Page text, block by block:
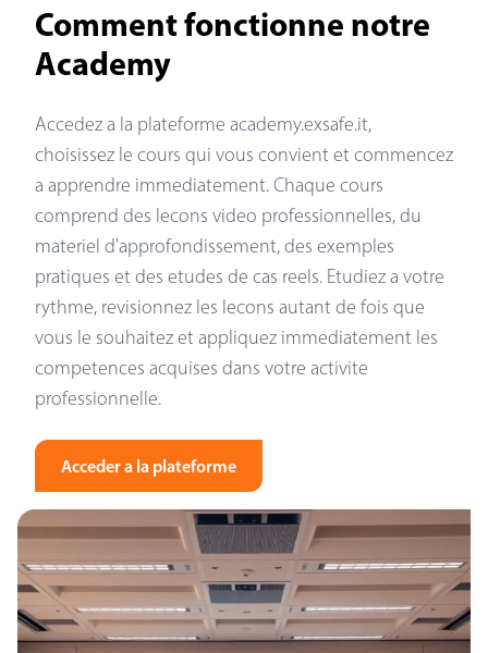
Comment fonctionne notre
Academy
Accedez a la plateforme academy.exsafe.it,
choisissez le cours qui vous convient et commencez
a apprendre immediatement. Chaque cours
comprend des lecons video professionnelles, du
materiel d'approfondissement, des exemples
pratiques et des etudes de cas reels. Etudiez a votre
rythme, revisionnez les lecons autant de fois que
vous le souhaitez et appliquez immediatement les
competences acquises dans votre activite
professionnelle.
Acceder a la plateforme